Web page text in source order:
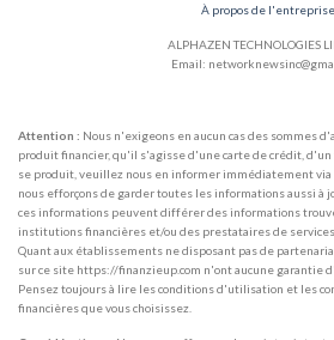
À propos de l'entreprise
ALPHAZEN TECHNOLOGIES
Email:
Attention : Nous n'exigeons en aucun cas des sommes
produit financier, qu'il s'agisse d'une carte de crédit, d'un
se produit, veuillez nous en informer immédiatement
nous efforçons de garder toutes les informations aussi à
ces informations peuvent différer des informations
institutions financières et/ou des prestataires de
Quant aux établissements ne disposant pas de
sur ce site https://finanzieup.com n'ont aucune garantie
Pensez toujours à lire les conditions d'utilisation et les
financières que vous choisissez.